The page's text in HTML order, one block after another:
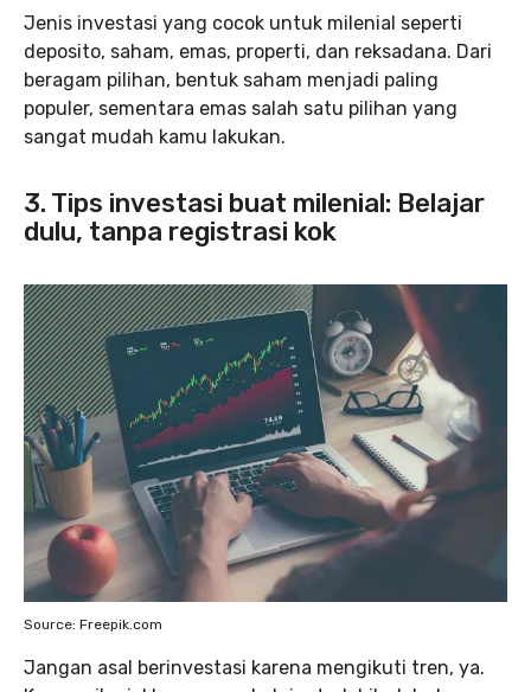
Jenis investasi yang cocok untuk milenial seperti
deposito, saham, emas, properti, dan reksadana. Dari
beragam pilihan, bentuk saham menjadi paling
populer, sementara emas salah satu pilihan yang
sangat mudah kamu lakukan.
3. Tips investasi buat milenial: Belajar
dulu, tanpa registrasi kok
Source: Freepik.com
Jangan asal berinvestasi karena mengikuti tren, ya.